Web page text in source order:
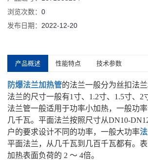
浏览次数： 0
发布日期： 2022-12-20
产品概述 性能特点 技术参数
防爆法兰加热管的法兰一般分为丝扣法
法兰的尺寸一般有1寸、1.2寸、1.5寸、2
法兰管一般适用于功率小加热，一般功
几千瓦。平面法兰按照尺寸从DN10-
户的要求设计不同的功率，一般大功率
平面法兰，从几千瓦到几百千瓦都有。
加热表面负荷的 2 ～ 4倍。